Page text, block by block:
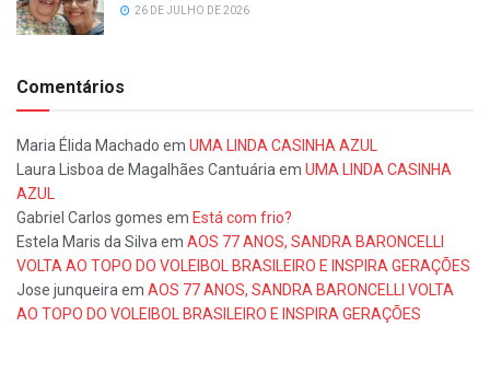
26 DE JULHO DE 2026
Comentários
Maria Élida Machado em UMA LINDA CASINHA AZUL
Laura Lisboa de Magalhães Cantuáriaem UMA LINDA CASINHA
AZUL
Gabriel Carlos gomes em Está com frio?
Estela Maris da Silvaem AOS 77 ANOS, SANDRA BARONCELLI
VOLTA AO TOPO DO VOLEIBOL BRASILEIRO E INSPIRA GERAÇÕES
Jose junqueiraem AOS 77 ANOS, SANDRA BARONCELLI VOLTA
AO TOPO DO VOLEIBOL BRASILEIRO E INSPIRA GERAÇÕES